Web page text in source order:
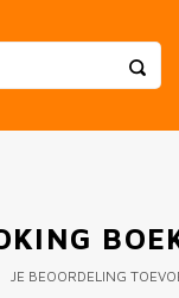
JE BEOORDELING